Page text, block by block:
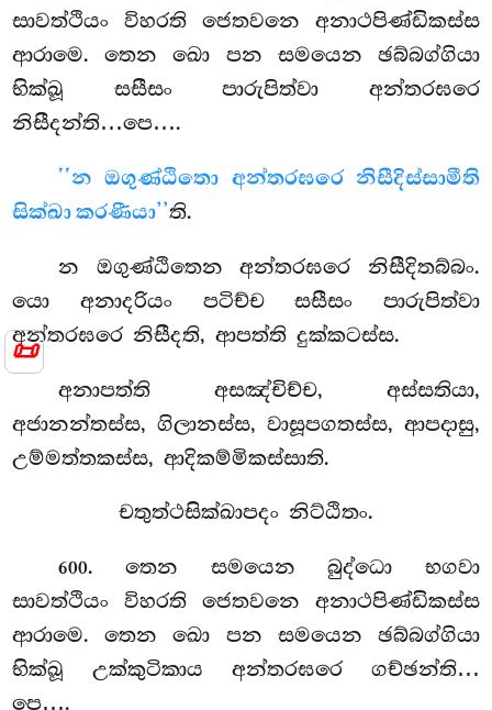
📜
සාවත්ථියං විහරති ජෙතවනෙ අනාථපිණ්ඩිකස්ස
ආරාමෙ. තෙන ඛො පන සමයෙන ඡබ්බග්ගියා
භික්ඛූ සසීසං පාරුපිත්වා අන්තරඝරෙ
නිසීදන්ති…පෙ….
‘‘න ඔගුණ්ඨිතො අන්තරඝරෙ නිසීදිස්සාමීති
සික්ඛා කරණීයා’’ති.
න ඔගුණ්ඨිතෙන අන්තරඝරෙ නිසීදිතබ්බං.
යො අනාදරියං පටිච්ච සසීසං පාරුපිත්වා
අන්තරඝරෙ නිසීදති, ආපත්ති දුක්කටස්ස.
අනාපත්ති අසඤ්චිච්ච, අස්සතියා,
අජානන්තස්ස, ගිලානස්ස, වාසූපගතස්ස, ආපදාසු,
උම්මත්තකස්ස, ආදිකම්මිකස්සාති.
චතුත්ථසික්ඛාපදං නිට්ඨිතං.
600. තෙන සමයෙන බුද්ධො භගවා
සාවත්ථියං විහරති ජෙතවනෙ අනාථපිණ්ඩිකස්ස
ආරාමෙ. තෙන ඛො පන සමයෙන ඡබ්බග්ගියා
භික්ඛූ උක්කුටිකාය අන්තරඝරෙ ගච්ඡන්ති…
පෙ….